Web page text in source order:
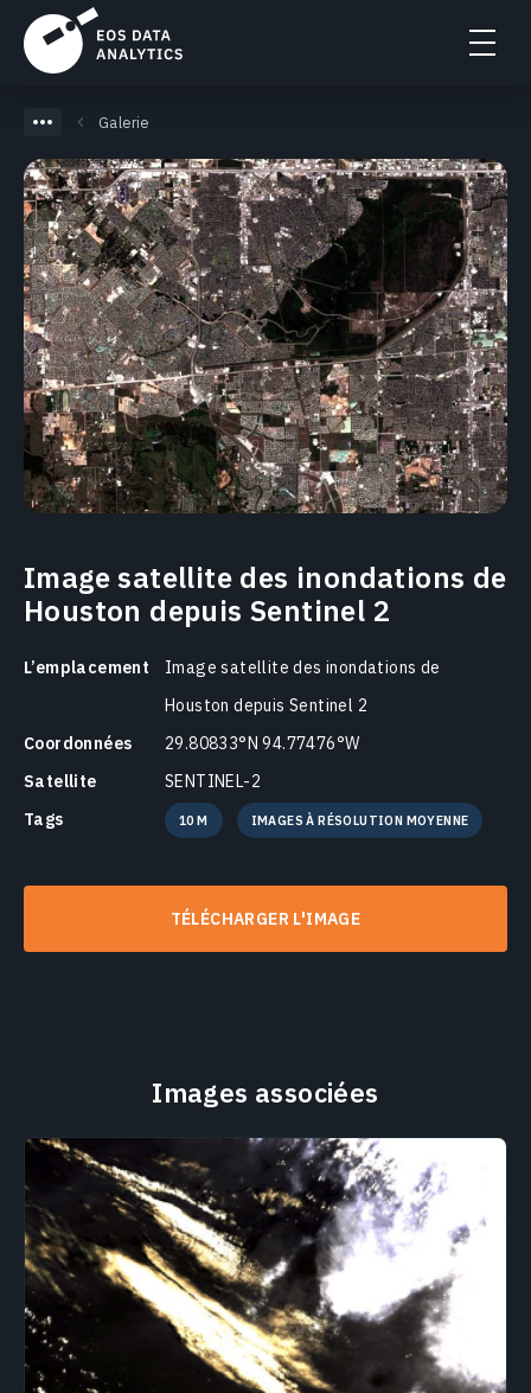
Galerie
Image satellite des inondations de
Houston depuis Sentinel 2
L’emplacement
Image satellite des inondations de
Houston depuis Sentinel 2
Coordonnées
29.80833°N 94.77476°W
Satellite
SENTINEL-2
Tags
10 M IMAGES À RÉSOLUTION MOYENNE
TÉLÉCHARGER L'IMAGE
Images associées